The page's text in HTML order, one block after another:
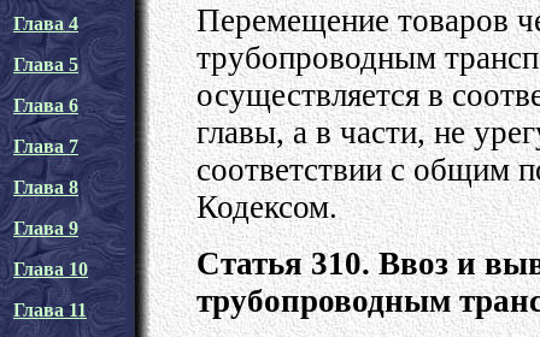
Глава 4
Глава 5
Глава 6
Глава 7
Глава 8
Глава 9
Глава 10
Глава 11
Перемещение товаров
трубопроводным
осуществляется в
главы, а в части, не
соответствии с общим
Кодексом.
Статья 310. Ввоз и
трубопроводным